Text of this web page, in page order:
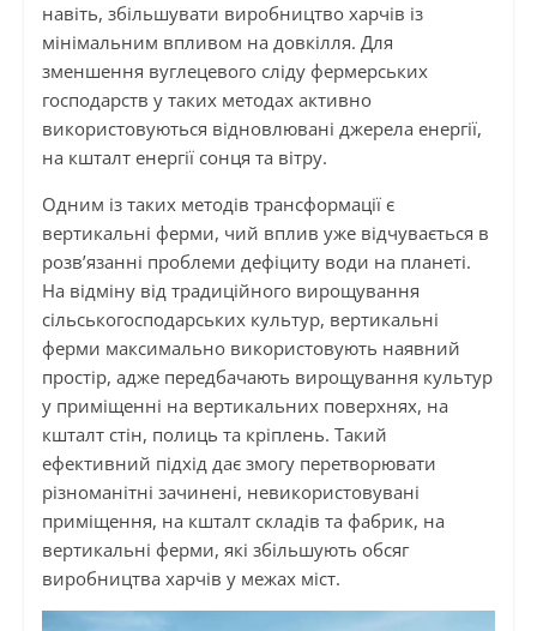
навіть, збільшувати виробництво харчів із
мінімальним впливом на довкілля. Для
зменшення вуглецевого сліду фермерських
господарств у таких методах активно
використовуються відновлювані джерела енергії,
на кшталт енергії сонця та вітру.
Одним із таких методів трансформації є
вертикальні ферми, чий вплив уже відчувається в
розв’язанні проблеми дефіциту води на планеті.
На відміну від традиційного вирощування
сільськогосподарських культур, вертикальні
ферми максимально використовують наявний
простір, адже передбачають вирощування культур
у приміщенні на вертикальних поверхнях, на
кшталт стін, полиць та кріплень. Такий
ефективний підхід дає змогу перетворювати
різноманітні зачинені, невикористовувані
приміщення, на кшталт складів та фабрик, на
вертикальні ферми, які збільшують обсяг
виробництва харчів у межах міст.